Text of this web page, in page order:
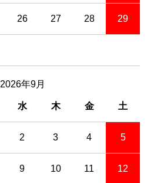
26 27 28 29
2026年9月
水 木 金 土
2 3 4 5
9 10 11 12